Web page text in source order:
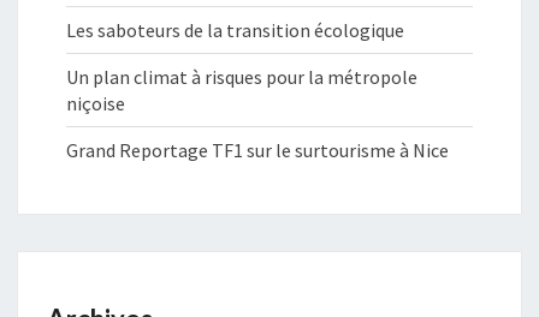
Les saboteurs de la transition écologique
Un plan climat à risques pour la métropole
niçoise
Grand Reportage TF1 sur le surtourisme à Nice